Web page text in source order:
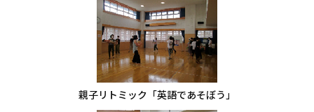
親子リトミック「英語であそぼう」